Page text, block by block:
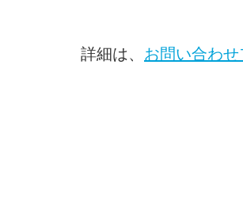
詳細は、 お問い合わせ